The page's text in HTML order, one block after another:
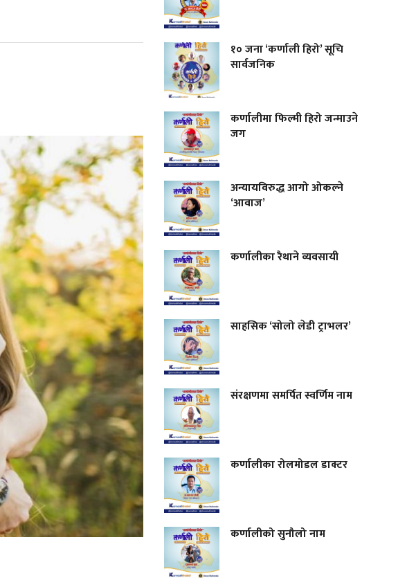
१० जना ‘कर्णाली हिरो’ सूचि
सार्वजनिक
कर्णालीमा फिल्मी हिरो जन्माउने
जग
अन्यायविरुद्ध आगो ओकल्ने
‘आवाज’
कर्णालीका रैथाने व्यवसायी
साहसिक ‘सोलो लेडी ट्राभलर’
संरक्षणमा समर्पित स्वर्णिम नाम
कर्णालीका रोलमोडल डाक्टर
कर्णालीको सुनौलो नाम